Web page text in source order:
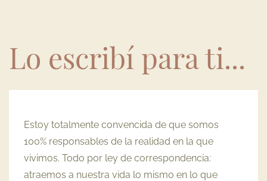
Lo escribí para ti...
Estoy totalmente convencida de que somos
100% responsables de la realidad en la que
vivimos. Todo por ley de correspondencia:
atraemos a nuestra vida lo mismo en lo que